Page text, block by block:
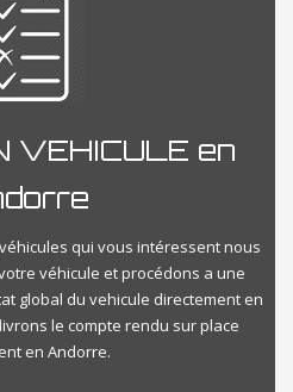
VEHICULE en
qui vous intéressent nous
véhicule et procédons a une
global du vehicule directement en
le compte rendu sur place
en Andorre.